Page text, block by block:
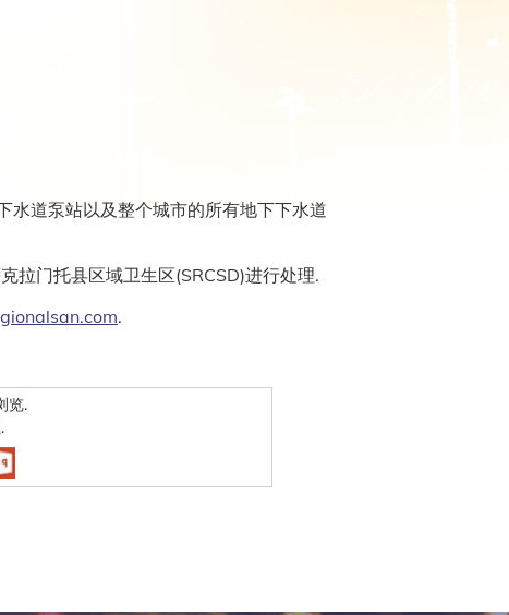
水道泵站以及整个城市的所有地下下水道
门托县区域卫生区(SRCSD)进行处理.
.
览.